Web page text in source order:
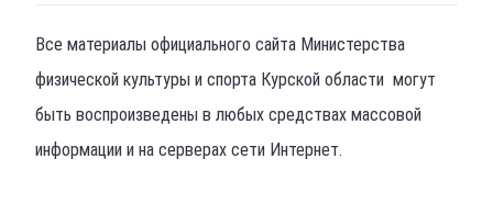
Все материалы официального сайта Министерства
физической культуры и спорта Курской области могут
быть воспроизведены в любых средствах массовой
информации и на серверах сети Интернет.